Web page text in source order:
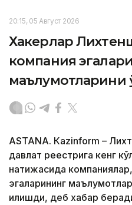
20:15, 05 Август 2026
Хакерлар
компания
маълумотларини
ASTANА. Кazinform –
давлат реестрига кенг
натижасида
эгаларининг
қилишди, деб хабар